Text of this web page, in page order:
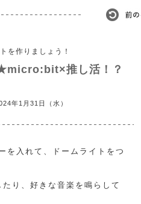
を作りましょう！
推し活！？
年1月31日（水）
を入れて、ドームライトをつ
り、好きな音楽を鳴らして